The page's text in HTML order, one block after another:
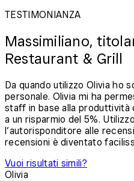
TESTIMONIANZA
Massimiliano,
Restaurant & Grill
Da quando utilizzo Olivia ho
personale. Olivia mi ha
staff in base alla produttività
a un risparmio del 5%.
l’autorisponditore alle
recensioni è diventato
Vuoi risultati simili?
Olivia